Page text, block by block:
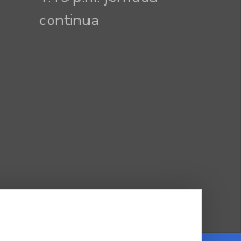
continua